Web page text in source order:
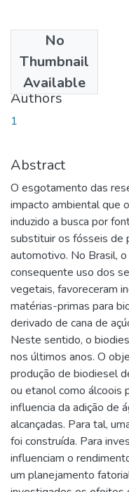
No
Thumbnail
Available
2013-11-29
Authors
1
Abstract
O esgotamento das
impacto ambiental que
induzido a busca por
substituir os fósseis de
automotivo. No Brasil,
consequente uso dos
vegetais, favoreceram
matérias-primas para
derivado de cana de
Neste sentido, o
nos últimos anos. O
produção de biodiesel
ou etanol como álcoois
influencia da adição de
alcançadas. Para tal,
foi construída. Para
influenciam o
um planejamento